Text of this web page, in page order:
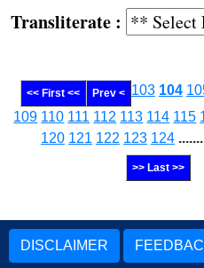
:
<< First << Prev < 103 104
109 110 111 112 113 114 115
120 121 122 123 124
>> Last >>
DISCLAIMER